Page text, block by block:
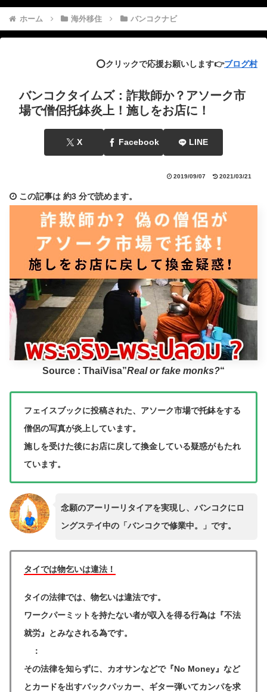
ホーム 海外移住 バンコクナビ
⭕️クリックで応援お願いします👉ブログ村
バンコクタイムズ：詐欺師か？アソーク市
場で僧侶托鉢炎上！施しをお店に！
X Facebook LINE
2019/09/07 2021/03/21
この記事は 約3 分で読めます。
Source : ThaiVisa”Real or fake monks?“
フェイスブックに投稿された、アソーク市場で托鉢をする
僧侶の写真が炎上しています。
施しを受けた後にお店に戻して換金している疑惑がもたれ
ています。
念願のアーリーリタイアを実現し、バンコクにロ
ングステイ中の「バンコクで修業中。」です。
タイでは物乞いは違法！
タイの法律では、物乞いは違法です。
ワークパーミットを持たない者が収入を得る行為は『不法
就労』とみなされる為です。
：
その法律を知らずに、カオサンなどで『No Money』など
とカードを出すバックパッカー、ギター弾いてカンパを求